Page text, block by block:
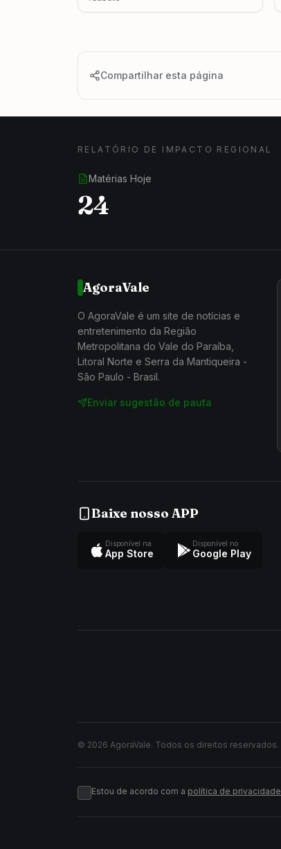
Compartilhar esta página
RELATÓRIO DE IMPACTO REGIONAL
Matérias Hoje
24
AgoraVale
O AgoraVale é um site de notícias e
entretenimento da Região
Metropolitana do Vale do Paraíba,
Litoral Norte e Serra da Mantiqueira -
São Paulo - Brasil.
Enviar sugestão de pauta
Baixe nosso APP
Disponível na
App Store
Disponível no
Google Play
© 2026 AgoraVale. Todos os direitos reservados.
Estou de acordo com a política de privacidade